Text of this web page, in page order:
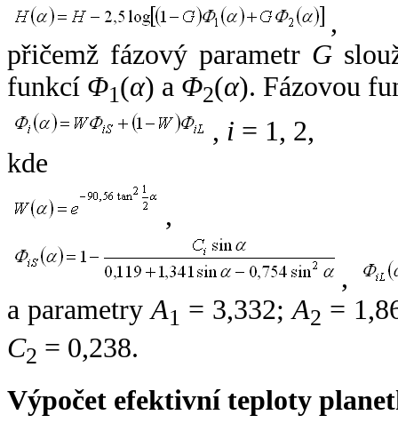
,
přičemž fázový parametr G
funkcí Φ1(α) a Φ2(α). Fázovou
, i = 1, 2,
kde
,
,
a parametryA1 = 3,332;A2 =
C2 = 0,238.
Výpočet efektivní teploty